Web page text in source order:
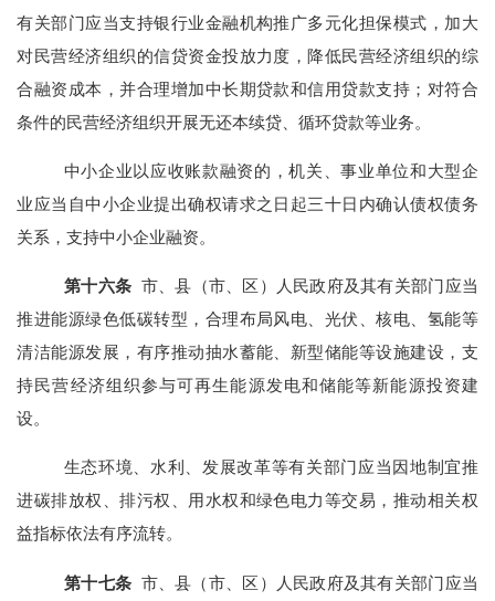
有关部门应当支持银行业金融机构推广多元化担保模式，加大
对民营经济组织的信贷资金投放力度，降低民营经济组织的综
合融资成本，并合理增加中长期贷款和信用贷款支持；对符合
条件的民营经济组织开展无还本续贷、循环贷款等业务。
中小企业以应收账款融资的，机关、事业单位和大型企
业应当自中小企业提出确权请求之日起三十日内确认债权债务
关系，支持中小企业融资。
第十六条 市、县（市、区）人民政府及其有关部门应当
推进能源绿色低碳转型，合理布局风电、光伏、核电、氢能等
清洁能源发展，有序推动抽水蓄能、新型储能等设施建设，支
持民营经济组织参与可再生能源发电和储能等新能源投资建
设。
生态环境、水利、发展改革等有关部门应当因地制宜推
进碳排放权、排污权、用水权和绿色电力等交易，推动相关权
益指标依法有序流转。
第十七条 市、县（市、区）人民政府及其有关部门应当